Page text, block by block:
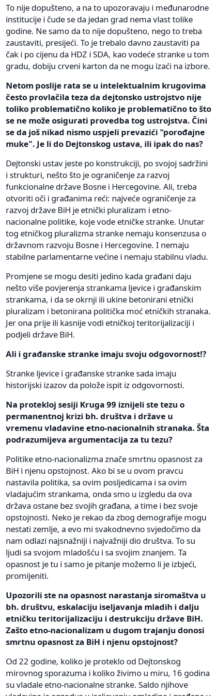
To nije dopušteno, a na to upozoravaju i međunarodne
institucije i čude se da jedan grad nema vlast tolike
godine. Ne samo da to nije dopušteno, nego to treba
zaustaviti, presijeći. To je trebalo davno zaustaviti pa
čak i po cijenu da HDZ i SDA, kao vodeće stranke u tom
gradu, dobiju crveni karton da ne mogu izaći na izbore.
Netom poslije rata se u intelektualnim krugovima
često provlačila teza da dejtonsko ustrojstvo nije
toliko problematično koliko je problematično to što
se ne može osigurati provedba tog ustrojstva. Čini
se da još nikad nismo uspjeli prevazići "porođajne
muke". Je li do Dejtonskog ustava, ili ipak do nas?
Dejtonski ustav jeste po konstrukciji, po svojoj sadržini
i strukturi, nešto što je ograničenje za razvoj
funkcionalne države Bosne i Hercegovine. Ali, treba
otvoriti oči i građanima reći: najveće ograničenje za
razvoj države BiH je etnički pluralizam i etno-
nacionalne politike, koje vode etničke stranke. Unutar
tog etničkog pluralizma stranke nemaju konsenzusa o
državnom razvoju Bosne i Hercegovine. I nemaju
stabilne parlamentarne većine i nemaju stabilnu vladu.
Promjene se mogu desiti jedino kada građani daju
nešto više povjerenja strankama ljevice i građanskim
strankama, i da se okrnji ili ukine betonirani etnički
pluralizam i betonirana politička moć etničkih stranaka.
Jer ona prije ili kasnije vodi etničkoj teritorijalizaciji i
podjeli države BiH.
Ali i građanske stranke imaju svoju odgovornost!?
Stranke ljevice i građanske stranke sada imaju
historijski izazov da polože ispit iz odgovornosti.
Na protekloj sesiji Kruga 99 iznijeli ste tezu o
permanentnoj krizi bh. društva i države u
vremenu vladavine etno-nacionalnih stranaka. Šta
podrazumijeva argumentacija za tu tezu?
Politike etno-nacionalizma znače smrtnu opasnost za
BiH i njenu opstojnost. Ako bi se u ovom pravcu
nastavila politika, sa ovim posljedicama i sa ovim
vladajućim strankama, onda smo u izgledu da ova
država ostane bez svojih građana, a time i bez svoje
opstojnosti. Neko je rekao da zbog demografije mogu
nestati zemlje, a evo mi svakodnevno svjedočimo da
nam odlazi najsnažniji i najvažniji dio društva. To su
ljudi sa svojom mladošću i sa svojim znanjem. Ta
opasnost je tu i samo je pitanje možemo li je izbjeći,
promijeniti.
Upozorili ste na opasnost narastanja siromaštva u
bh. društvu, eskalaciju iseljavanja mladih i dalju
etničku teritorijalizaciju i destrukciju države BiH.
Zašto etno-nacionalizam u dugom trajanju donosi
smrtnu opasnost za BiH i njenu opstojnost?
Od 22 godine, koliko je proteklo od Dejtonskog
mirovnog sporazuma i koliko živimo u miru, 16 godina
su vladale etno-nacionalne stranke. Saldo njihove